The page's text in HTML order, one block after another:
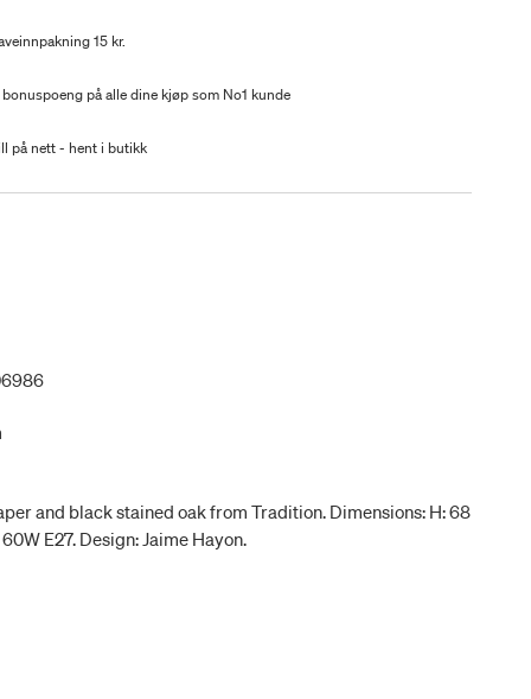
15 kr.
på alle dine kjøp som No1 kunde
på nett - hent i butikk
and black stained oak from Tradition. Dimensions: H: 68
E27. Design: Jaime Hayon.